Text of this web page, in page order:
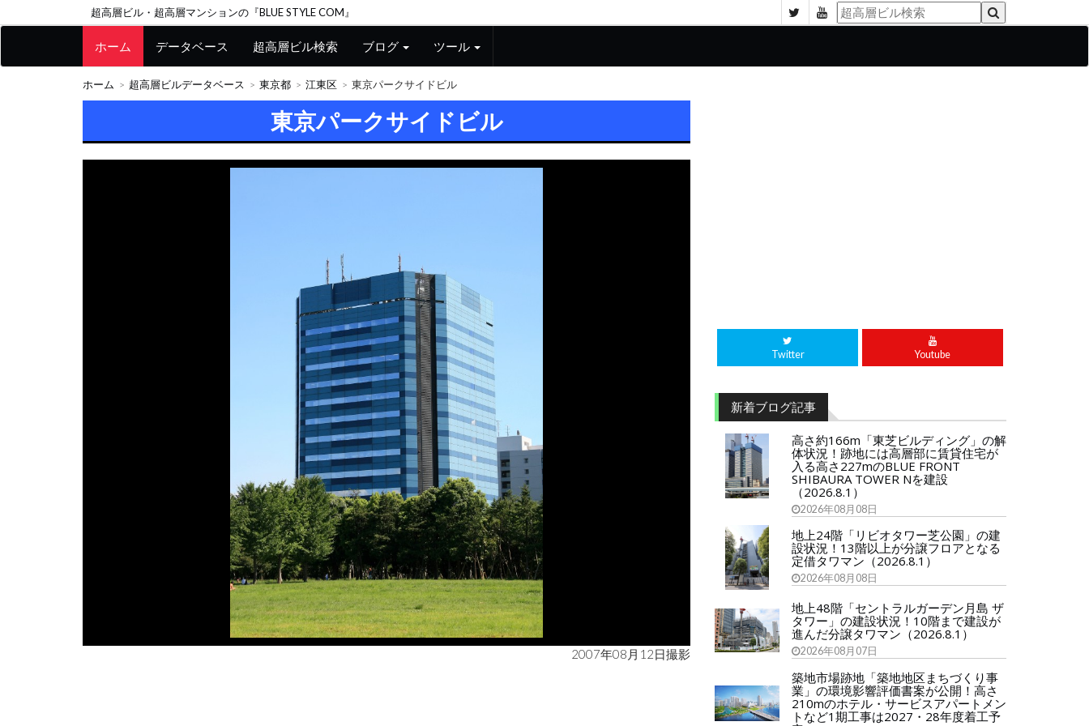
超高層ビル・超高層マンションの『BLUE STYLE COM』
ホーム データベース 超高層ビル検索 ブログ ツール
ホーム 超高層ビルデータベース 東京都 江東区 東京パークサイドビル
東京パークサイドビル
2007年08月12日撮影
Twitter Youtube
新着ブログ記事
高さ約166m「東芝ビルディング」の解
体状況！跡地には高層部に賃貸住宅が
入る高さ227mのBLUE FRONT
SHIBAURA TOWER Nを建設
（2026.8.1）
2026年08月08日
地上24階「リビオタワー芝公園」の建
設状況！13階以上が分譲フロアとなる
定借タワマン（2026.8.1）
2026年08月08日
地上48階「セントラルガーデン月島 ザ
タワー」の建設状況！10階まで建設が
進んだ分譲タワマン（2026.8.1）
2026年08月07日
築地市場跡地「築地地区まちづくり事
業」の環境影響評価書案が公開！高さ
210mのホテル・サービスアパートメン
トなど1期工事は2027・28年度着工予